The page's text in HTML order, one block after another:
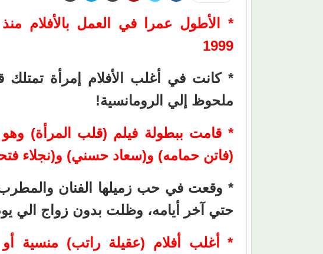
1999
* كانت في أغلب الأفلام إمرأة
ملحوظ إلي الرومانسية!
* قامت ببطولة فيلم (قلب المرأة)
(فاتن حمامه) و(سعاد حسني) و(نجلاء
* وقعت في حب زميلها الفنان
حتي آخر أيامه، وظلت بدون زواج الي
* أغلب أفلام (عقيلة راتب) منسية